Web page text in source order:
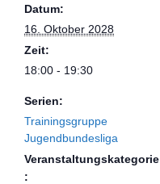
Datum:
16. Oktober 2028
Zeit:
18:00 - 19:30
Serien:
Trainingsgruppe
Jugendbundesliga
Veranstaltungskategorie
: